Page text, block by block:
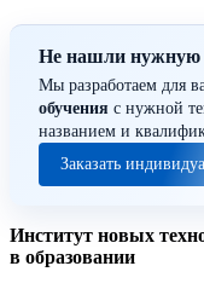
Не нашли нужную
Мы разработаем для
обучения с нужной
названием и
Заказать
Институт новых
в образовании